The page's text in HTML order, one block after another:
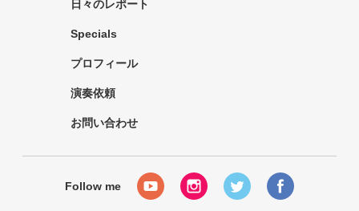
日々のレポート
Specials
プロフィール
演奏依頼
お問い合わせ